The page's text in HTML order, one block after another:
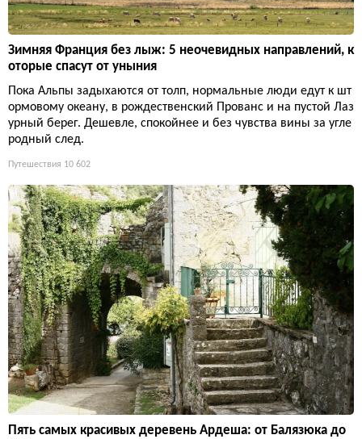
Зимняя Франция без лыж: 5 неочевидных направлений, к
оторые спасут от уныния
Пока Альпы задыхаются от толп, нормальные люди едут к шт
ормовому океану, в рождественский Прованс и на пустой Лаз
урный берег. Дешевле, спокойнее и без чувства вины за угле
родный след.
Путешествия 10 602
Пять самых красивых деревень Ардеша: от Балязюка до